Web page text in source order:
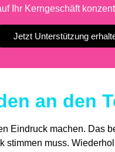
Ihr Kerngeschäft
Jetzt Unterstützung
an den
Eindruck machen. Das
stimmen muss.